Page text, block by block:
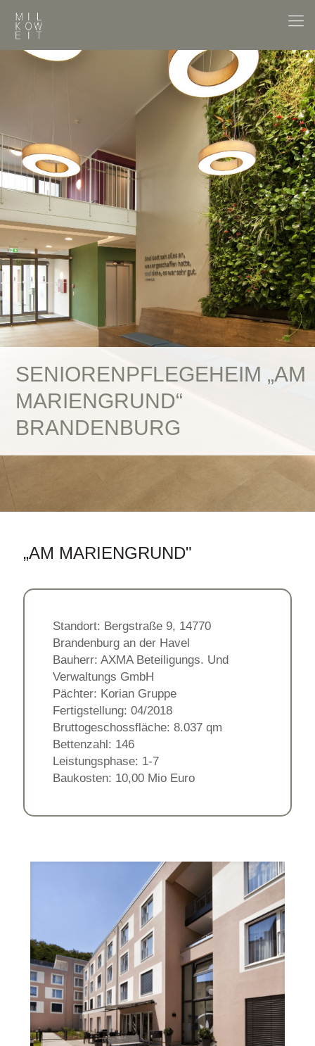
SENIORENPFLEGEHEIM „AM
MARIENGRUND“
BRANDENBURG
„AM MARIENGRUND"
Standort: Bergstraße 9, 14770
Brandenburg an der Havel
Bauherr: AXMA Beteiligungs. Und
Verwaltungs GmbH
Pächter: Korian Gruppe
Fertigstellung: 04/2018
Bruttogeschossfläche: 8.037 qm
Bettenzahl: 146
Leistungsphase: 1-7
Baukosten: 10,00 Mio Euro